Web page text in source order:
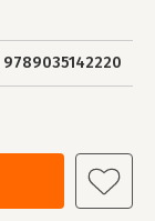
9789035142220